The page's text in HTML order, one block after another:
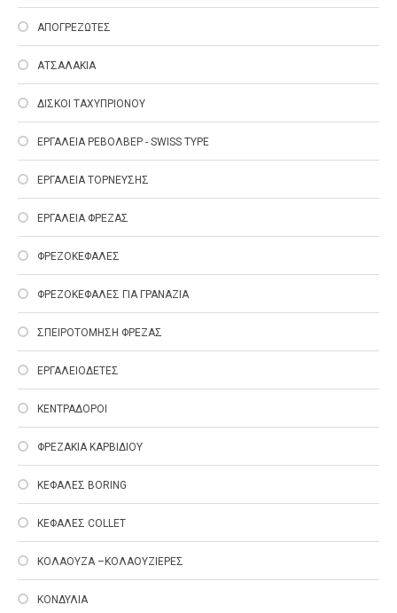
ΑΠΟΓΡΕΖΩΤΕΣ
ΑΤΣΑΛΑΚΙΑ
ΔΙΣΚΟΙ ΤΑΧΥΠΡΙΟΝΟΥ
ΕΡΓΑΛΕΙΑ ΡΕΒΟΛΒΕΡ - SWISS TYPE
ΕΡΓΑΛΕΙΑ ΤΟΡΝΕΥΣΗΣ
ΕΡΓΑΛΕΙΑ ΦΡΕΖΑΣ
ΦΡΕΖΟΚΕΦΑΛΕΣ
ΦΡΕΖΟΚΕΦΑΛΕΣ ΓΙΑ ΓΡΑΝΑΖΙΑ
ΣΠΕΙΡΟΤΟΜΗΣΗ ΦΡΕΖΑΣ
ΕΡΓΑΛΕΙΟΔΕΤΕΣ
ΚΕΝΤΡΑΔΟΡΟΙ
ΦΡΕΖΑΚΙΑ ΚΑΡΒΙΔΙΟΥ
ΚΕΦΑΛΕΣ ΒΟRING
ΚΕΦΑΛΕΣ COLLET
ΚΟΛΑΟΥΖΑ –ΚΟΛΑΟΥΖΙΕΡΕΣ
ΚΟΝΔΥΛΙΑ